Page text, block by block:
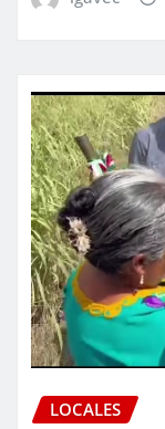
LOCALES